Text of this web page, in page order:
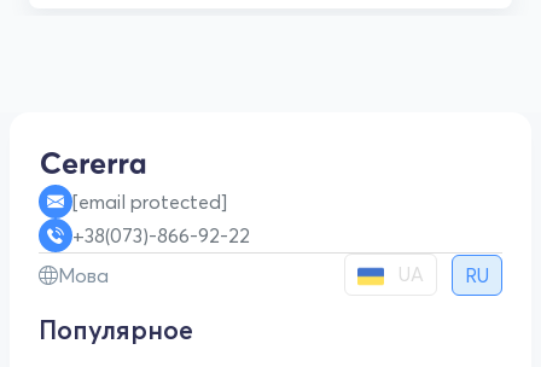
[email protected]
+38(073)-866-92-22
Мова
UA RU
Популярное